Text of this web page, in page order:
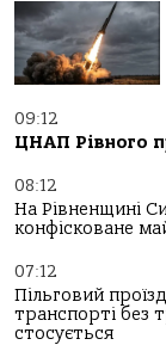
09:12
ЦНАП Рівного
08:12
На Рівненщині
конфісковане
07:12
Пільговий
транспорті без
стосується